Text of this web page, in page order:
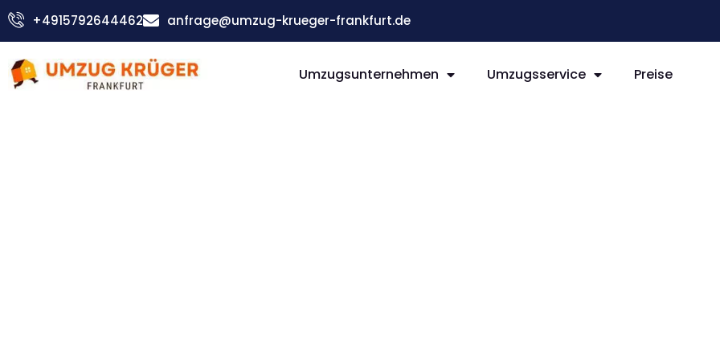
Zum
Inhalt
+4915792644462 anfrage@umzug-krueger-frankfurt.de
Umzugsunternehmen Umzugsservice Preise